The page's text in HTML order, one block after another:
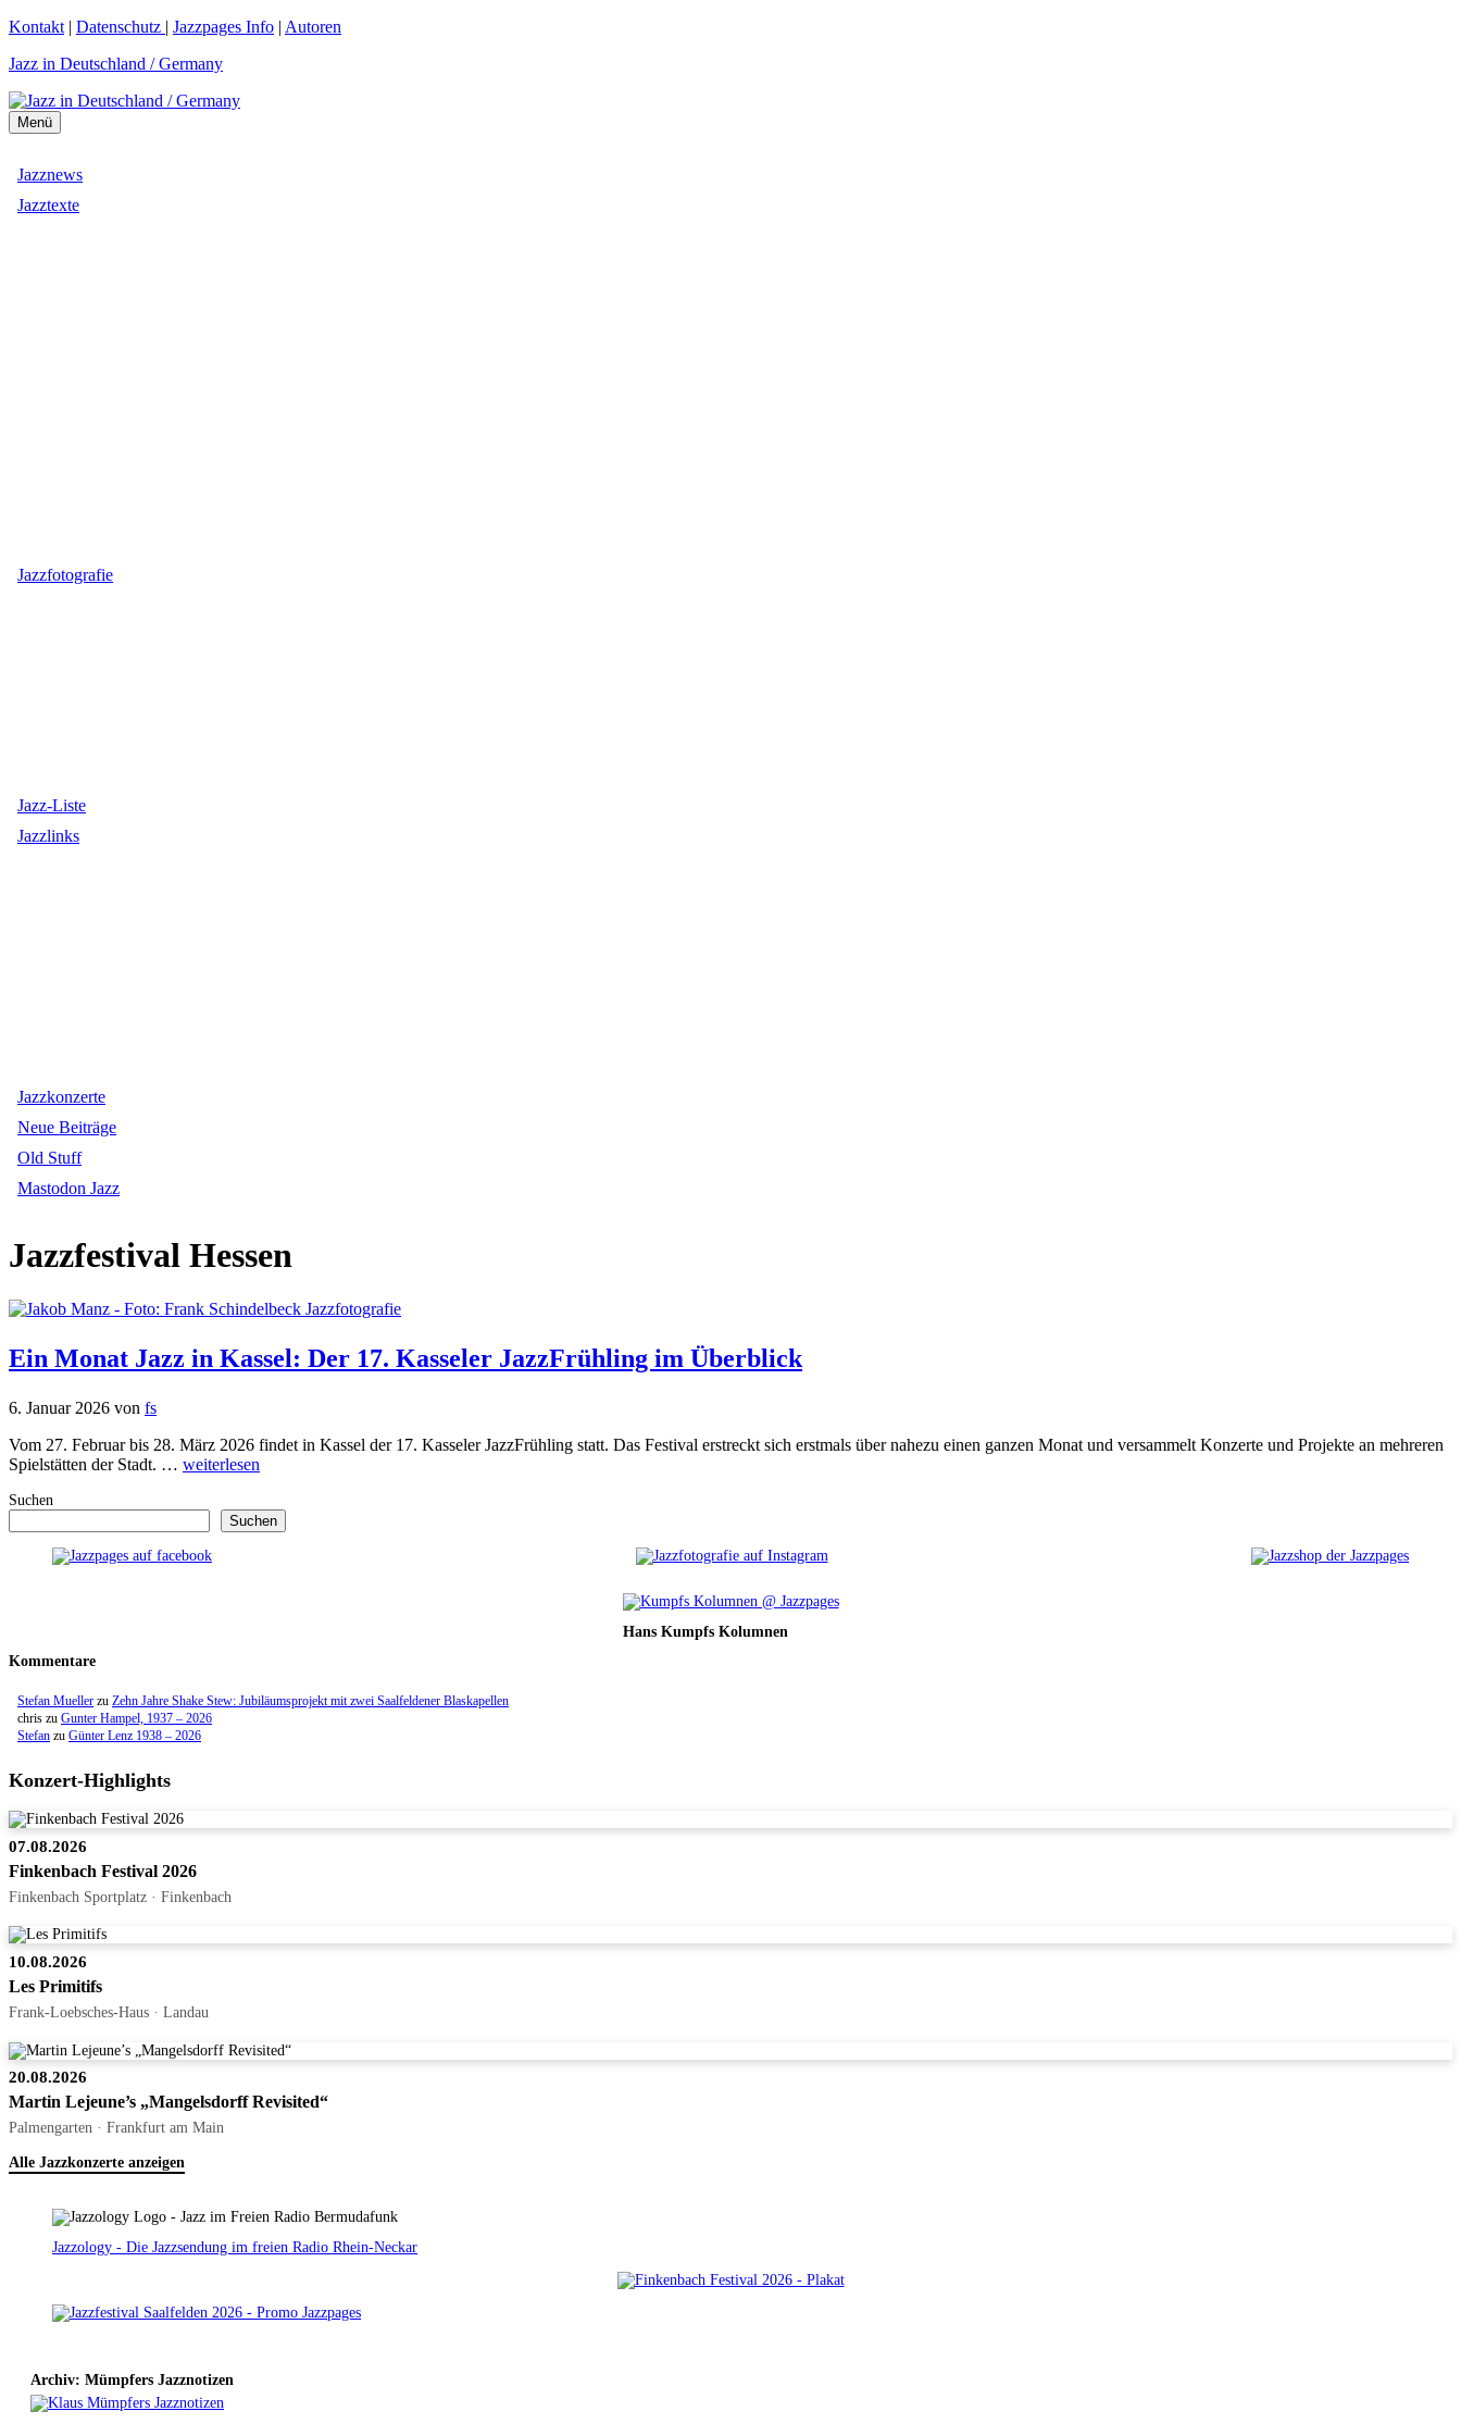
Zum
springen
Kontakt | Datenschutz | Jazzpages Info | Autoren
Jazz in Deutschland / Germany
Menü
Jazznews
Jazztexte
Jazzfotografie
Jazz-Liste
Jazzlinks
Jazzkonzerte
Neue Beiträge
Old Stuff
Mastodon Jazz
Jazzfestival Hessen
Ein Monat Jazz in Kassel: Der 17. Kasseler JazzFrühling im Überblick
6. Januar 2026 von fs
Vom 27. Februar bis 28. März 2026 findet in Kassel der 17. Kasseler JazzFrühling statt. Das Festival erstreckt sich erstmals über nahezu einen ganzen Monat und versammelt Konzerte und Projekte an mehreren
Spielstätten der Stadt. … weiterlesen
Suchen
Suchen
Hans Kumpfs Kolumnen
Kommentare
Stefan Mueller zu Zehn Jahre Shake Stew: Jubiläumsprojekt mit zwei Saalfeldener Blaskapellen
chris zu Gunter Hampel, 1937 – 2026
Stefan zu Günter Lenz 1938 – 2026
Konzert-Highlights
07.08.2026
Finkenbach Festival 2026
Finkenbach Sportplatz · Finkenbach
10.08.2026
Les Primitifs
Frank-Loebsches-Haus · Landau
20.08.2026
Martin Lejeune’s „Mangelsdorff Revisited“
Palmengarten · Frankfurt am Main
Alle Jazzkonzerte anzeigen
Jazzology - Die Jazzsendung im freien Radio Rhein-Neckar
Archiv: Mümpfers Jazznotizen